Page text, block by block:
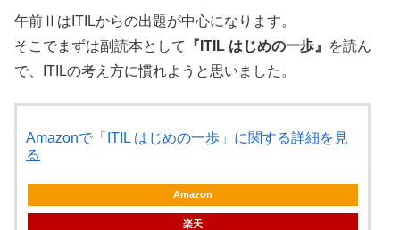
午前ⅡはITILからの出題が中心になります。
そこでまずは副読本として
『ITIL はじめの一歩』
を読ん
で、ITILの考え方に慣れようと思いました。
Amazonで「ITIL はじめの一歩」に関する詳細を見
る
Amazon
楽天